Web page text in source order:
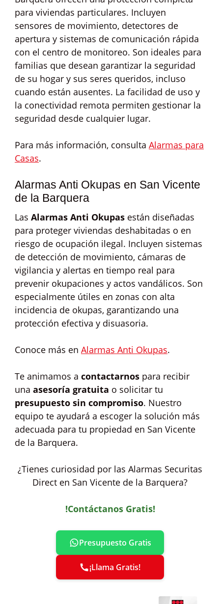
para viviendas particulares. Incluyen
sensores de movimiento, detectores de
apertura y sistemas de comunicación rápida
con el centro de monitoreo. Son ideales para
familias que desean garantizar la seguridad
de su hogar y sus seres queridos, incluso
cuando están ausentes. La facilidad de uso y
la conectividad remota permiten gestionar la
seguridad desde cualquier lugar.
Para más información, consulta Alarmas para
Casas.
Alarmas Anti Okupas en San Vicente
de la Barquera
Las Alarmas Anti Okupas están diseñadas
para proteger viviendas deshabitadas o en
riesgo de ocupación ilegal. Incluyen sistemas
de detección de movimiento, cámaras de
vigilancia y alertas en tiempo real para
prevenir okupaciones y actos vandálicos. Son
especialmente útiles en zonas con alta
incidencia de okupas, garantizando una
protección efectiva y disuasoria.
Conoce más en Alarmas Anti Okupas.
Te animamos a contactarnos para recibir
una asesoría gratuita o solicitar tu
presupuesto sin compromiso. Nuestro
equipo te ayudará a escoger la solución más
adecuada para tu propiedad en San Vicente
de la Barquera.
¿Tienes curiosidad por las Alarmas Securitas
Direct en San Vicente de la Barquera?
!Contáctanos Gratis!
Presupuesto Gratis
¡Llama Gratis!